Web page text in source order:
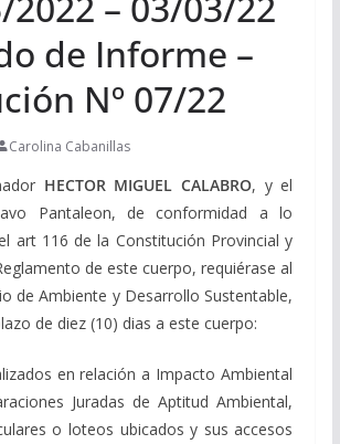
de Informe –
Nº 07/22
Carolina Cabanillas
HECTOR MIGUEL CALABRO, y el
Pantaleon, de conformidad a lo
art 116 de la Constitución Provincial y
de este cuerpo, requiérase al
de Ambiente y Desarrollo Sustentable,
de diez (10) dias a este cuerpo:
en relación a Impacto Ambiental
Juradas de Aptitud Ambiental,
o loteos ubicados y sus accesos